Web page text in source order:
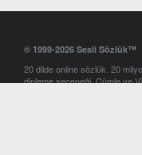
© 1999-2026 Sesli Sözlük™
20 dilde online sözlük. 20
dinleme seçeneği. Cümle ve